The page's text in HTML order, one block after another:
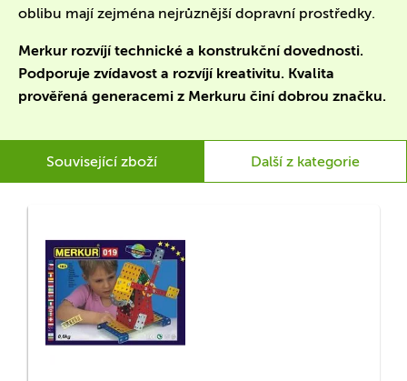
oblibu mají zejména nejrůznější dopravní prostředky.
Merkur rozvíjí technické a konstrukční dovednosti.
Podporuje zvídavost a rozvíjí kreativitu. Kvalita
prověřená generacemi z Merkuru činí dobrou značku.
Související zboží Další z kategorie